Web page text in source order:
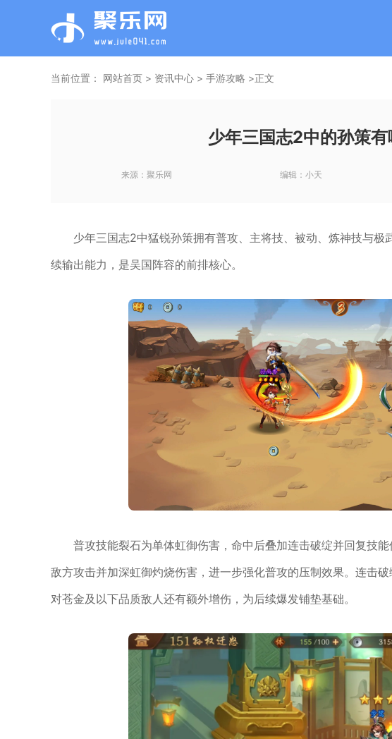
当前位置： 网站首页 > 资讯中心 > 手游攻略 >正文
少年三国志2中的孙策
来源： 聚乐网 编辑： 小天
少年三国志2中猛锐孙策拥有普攻、主将技、被动、炼神技与
续输出能力，是吴国阵容的前排核心。
普攻技能裂石为单体虹御伤害，命中后叠加连击破绽并回复技
敌方攻击并加深虹御灼烧伤害，进一步强化普攻的压制效果。连击
对苍金及以下品质敌人还有额外增伤，为后续爆发铺垫基础。